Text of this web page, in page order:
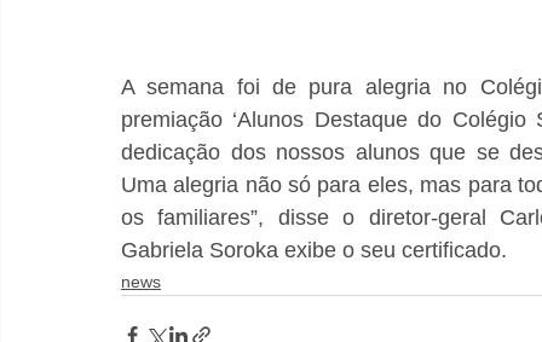
A semana foi de pura alegria no
premiação ‘Alunos Destaque do
dedicação dos nossos alunos que se
Uma alegria não só para eles, mas para
os familiares”, disse o diretor-geral
Gabriela Soroka exibe o seu certificado.
news